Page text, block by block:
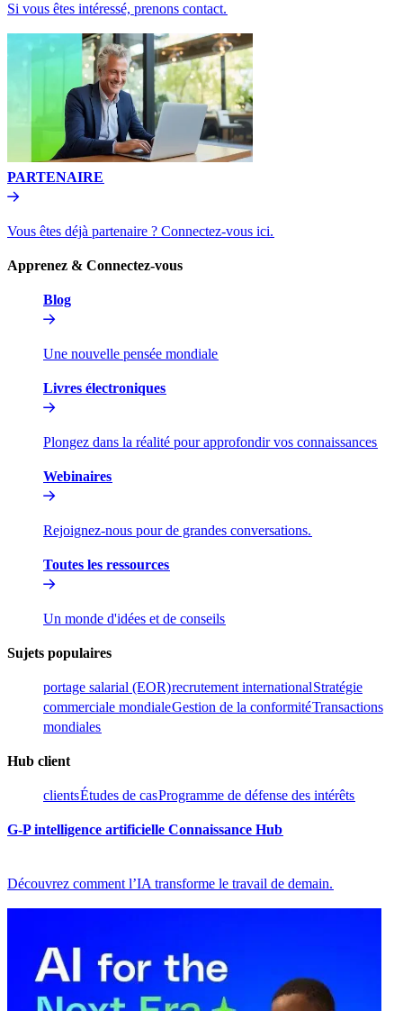
Si vous êtes intéressé, prenons contact.​​
PARTENAIRE​​
Vous êtes déjà partenaire ? Connectez-vous ici.​​
Apprenez & Connectez-vous​​
Blog​​
Une nouvelle pensée mondiale​​
Livres électroniques​​
Plongez dans la réalité pour approfondir vos connaissances​​
Webinaires​​
Rejoignez-nous pour de grandes conversations.​​
Toutes les ressources​​
Un monde d'idées et de conseils​​
Sujets populaires​​
portage salarial (EOR)​​recrutement international​​Stratégie
commerciale mondiale​​Gestion de la conformité​​Transactions
mondiales​​
Hub client​​
clients​​Études de cas​​Programme de défense des intérêts​​
G-P intelligence artificielle Connaissance Hub​​
Découvrez comment l’IA transforme le travail de demain.​​